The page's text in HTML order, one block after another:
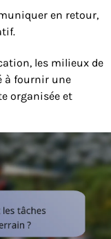
en retour,
les milieux de
à fournir une
organisée et